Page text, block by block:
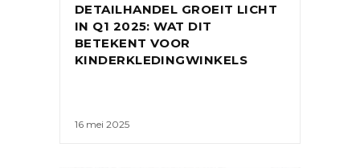
DETAILHANDEL GROEIT LICHT
IN Q1 2025: WAT DIT
BETEKENT VOOR
KINDERKLEDINGWINKELS
16 mei 2025